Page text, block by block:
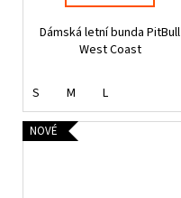
Dámská letní bunda PitBull
West Coast
S M L
NOVÉ
LEDVINKA
GUNGNIR
T.S.
LOGO